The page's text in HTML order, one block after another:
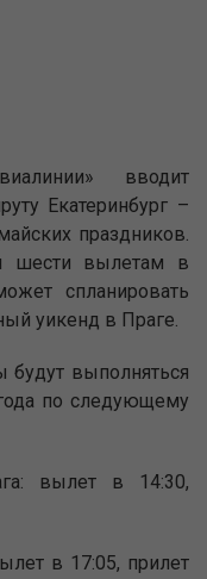
вводит
Екатеринбург –
праздников.
шести вылетам в
спланировать
уикенд в Праге.
выполняться
по следующему
вылет в 14:30,
в 17:05, прилет